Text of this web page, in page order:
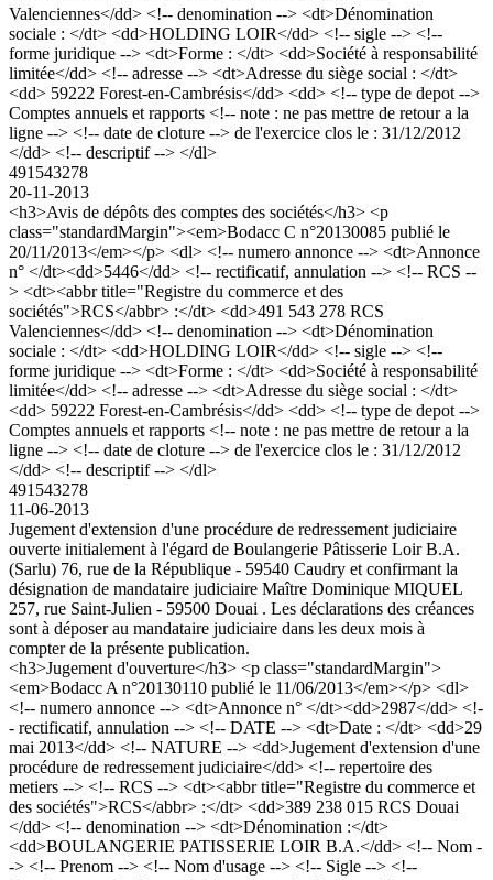
Valenciennes</dd> <!-- denomination --> <dt>Dénomination
sociale : </dt> <dd>HOLDING LOIR</dd> <!-- sigle --> <!--
forme juridique --> <dt>Forme : </dt> <dd>Société à responsabilité
limitée</dd> <!-- adresse --> <dt>Adresse du siège social : </dt>
<dd> 59222 Forest-en-Cambrésis</dd> <dd> <!-- type de depot -->
Comptes annuels et rapports <!-- note : ne pas mettre de retour a la
ligne --> <!-- date de cloture --> de l'exercice clos le : 31/12/2012
</dd> <!-- descriptif --> </dl>
491543278
20-11-2013
<h3>Avis de dépôts des comptes des sociétés</h3> <p
class="standardMargin"><em>Bodacc C n°20130085 publié le
20/11/2013</em></p> <dl> <!-- numero annonce --> <dt>Annonce
n° </dt><dd>5446</dd> <!-- rectificatif, annulation --> <!-- RCS --
> <dt><abbr title="Registre du commerce et des
sociétés">RCS</abbr> :</dt> <dd>491 543 278 RCS
Valenciennes</dd> <!-- denomination --> <dt>Dénomination
sociale : </dt> <dd>HOLDING LOIR</dd> <!-- sigle --> <!--
forme juridique --> <dt>Forme : </dt> <dd>Société à responsabilité
limitée</dd> <!-- adresse --> <dt>Adresse du siège social : </dt>
<dd> 59222 Forest-en-Cambrésis</dd> <dd> <!-- type de depot -->
Comptes annuels et rapports <!-- note : ne pas mettre de retour a la
ligne --> <!-- date de cloture --> de l'exercice clos le : 31/12/2012
</dd> <!-- descriptif --> </dl>
491543278
11-06-2013
Jugement d'extension d'une procédure de redressement judiciaire
ouverte initialement à l'égard de Boulangerie Pâtisserie Loir B.A.
(Sarlu) 76, rue de la République - 59540 Caudry et confirmant la
désignation de mandataire judiciaire Maître Dominique MIQUEL
257, rue Saint-Julien - 59500 Douai . Les déclarations des créances
sont à déposer au mandataire judiciaire dans les deux mois à
compter de la présente publication.
<h3>Jugement d'ouverture</h3> <p class="standardMargin">
<em>Bodacc A n°20130110 publié le 11/06/2013</em></p> <dl>
<!-- numero annonce --> <dt>Annonce n° </dt><dd>2987</dd> <!-
- rectificatif, annulation --> <!-- DATE --> <dt>Date : </dt> <dd>29
mai 2013</dd> <!-- NATURE --> <dd>Jugement d'extension d'une
procédure de redressement judiciaire</dd> <!-- repertoire des
metiers --> <!-- RCS --> <dt><abbr title="Registre du commerce et
des sociétés">RCS</abbr> :</dt> <dd>389 238 015 RCS Douai
</dd> <!-- denomination --> <dt>Dénomination :</dt>
<dd>BOULANGERIE PATISSERIE LOIR B.A.</dd> <!-- Nom -
-> <!-- Prenom --> <!-- Nom d'usage --> <!-- Sigle --> <!--